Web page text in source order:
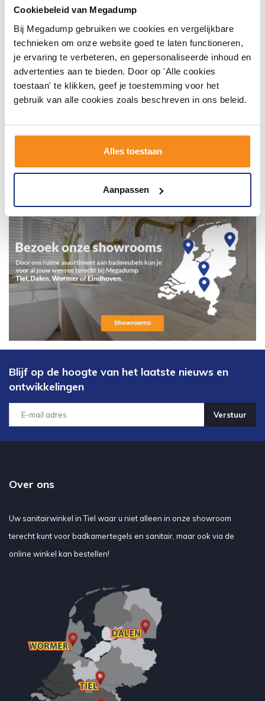
Cookiebeleid van Megadump
Bij Megadump gebruiken we cookies en vergelijkbare
technieken om onze website goed te laten functioneren,
je ervaring te verbeteren, en gepersonaliseerde inhoud en
advertenties aan te bieden. Door op 'Alle cookies
toestaan' te klikken, geef je toestemming voor het
gebruik van alle cookies zoals beschreven in ons beleid.
Alles toestaan
Aanpassen
inspirerende omgeving vol met unieke
badkamerstijlen. Doe je mee?
Blijf op de hoogte van het laatste nieuws en
ontwikkelingen
Verstuur
Over ons
Uw sanitairwinkel in Tiel waar u niet alleen in onze showroom
terecht kunt voor badkamertegels en sanitair, maar ook via de
online winkel kan bestellen!